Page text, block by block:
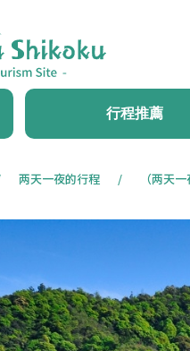
行程推薦
两天一夜的行程 （两天